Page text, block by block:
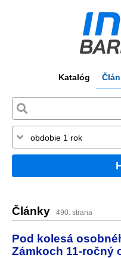
Katalóg
Články 490. strana
Pod kolesá
Zámkoch 11-ročný